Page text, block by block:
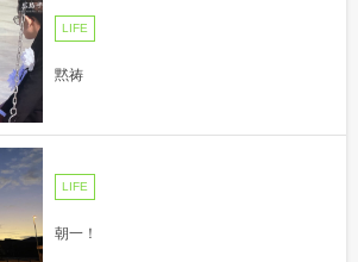
LIFE
黙祷
LIFE
朝一！